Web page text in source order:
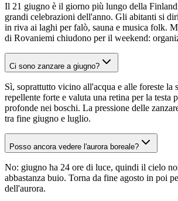
Il 21 giugno è il giorno più lungo della
grandi celebrazioni dell'anno. Gli abitanti si
in riva ai laghi per falò, sauna e musica folk.
di Rovaniemi chiudono per il weekend:
Ci sono zanzare a giugno?
Sì, soprattutto vicino all'acqua e alle foreste la
repellente forte e valuta una retina per la testa
profonde nei boschi. La pressione delle
tra fine giugno e luglio.
Posso ancora vedere l'aurora boreale?
No: giugno ha 24 ore di luce, quindi il cielo
abbastanza buio. Torna da fine agosto in poi
dell'aurora.